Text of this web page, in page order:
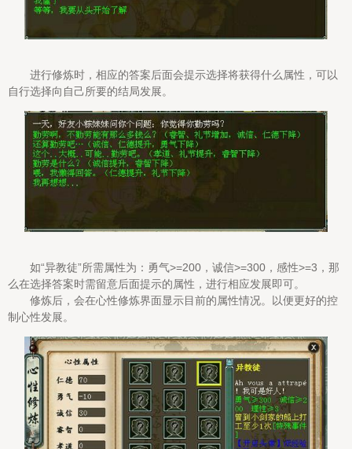
进行修炼时，相应的答案后面会提示选择将获得什么属性，可以
自行选择向自己所要的结局发展。
如“异教徒”所需属性为：勇气>=200，诚信>=300，感性>=3，那
么在选择答案时需留意后面提示的属性，进行相应发展即可。
修炼后，会在心性修炼界面显示目前的属性情况。以便更好的控
制心性发展。